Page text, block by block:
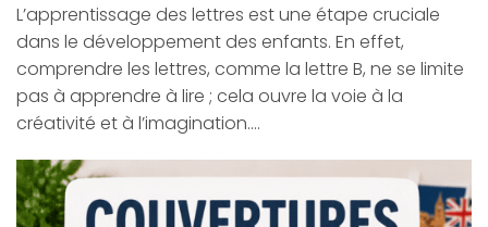
L’apprentissage des lettres est une étape cruciale
dans le développement des enfants. En effet,
comprendre les lettres, comme la lettre B, ne se limite
pas à apprendre à lire ; cela ouvre la voie à la
créativité et à l’imagination.…